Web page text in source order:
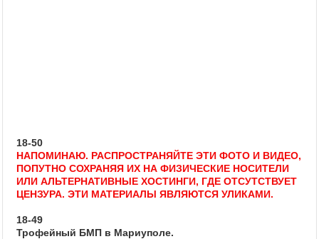
18-50
НАПОМИНАЮ. РАСПРОСТРАНЯЙТЕ ЭТИ ФОТО И ВИДЕО,
ПОПУТНО СОХРАНЯЯ ИХ НА ФИЗИЧЕСКИЕ НОСИТЕЛИ
ИЛИ АЛЬТЕРНАТИВНЫЕ ХОСТИНГИ, ГДЕ ОТСУТСТВУЕТ
ЦЕНЗУРА. ЭТИ МАТЕРИАЛЫ ЯВЛЯЮТСЯ УЛИКАМИ.
18-49
Трофейный БМП в Мариуполе.